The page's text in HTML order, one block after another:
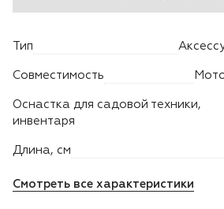
Аксессуары
Снегоотбрасыватели
Тип
Совместимость
Оснастка для садовой техники,
инвентаря
Длина, см
Смотреть все характеристики